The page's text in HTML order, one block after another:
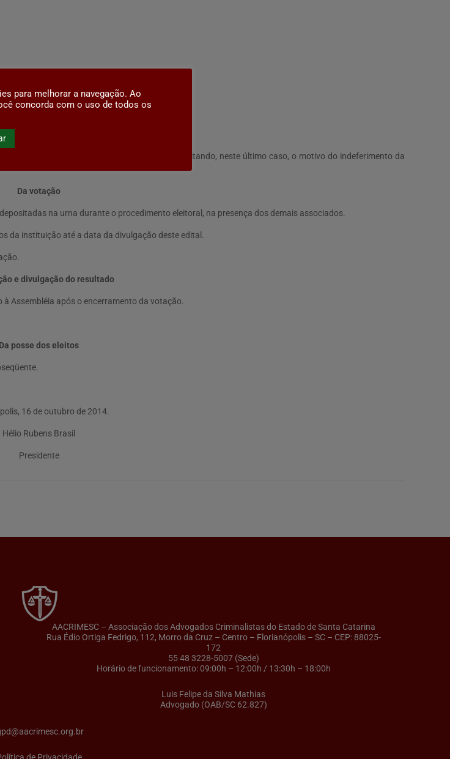
inscrições foram deferidas e indeferidas, explicitando, neste último caso, o motivo do indeferimento da
Da votação
na urna durante o procedimento eleitoral, na presença dos demais associados.
da instituição até a data da divulgação deste edital.
e divulgação do resultado
Assembléia após o encerramento da votação.
Da posse dos eleitos
16 de outubro de 2014.
Hélio Rubens Brasil
Presidente
AACRIMESC – Associação dos Advogados Criminalistas do Estado de Santa Catarina
Rua Édio Ortiga Fedrigo, 112, Morro da Cruz – Centro – Florianópolis – SC – CEP: 88025-
172
55 48 3228-5007 (Sede)
Horário de funcionamento: 09:00h – 12:00h / 13:30h – 18:00h
Luis Felipe da Silva Mathias
Advogado (OAB/SC 62.827)
para melhorar a navegação. Ao
concorda com o uso de todos os